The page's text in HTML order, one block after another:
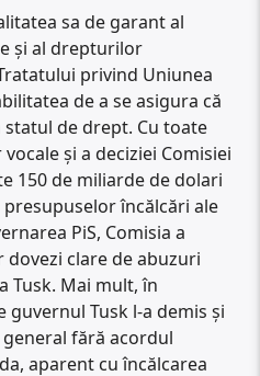
sa de garant al
și al drepturilor
privind Uniunea
de a se asigura că
de drept. Cu toate
și a deciziei Comisiei
150 de miliarde de dolari
încălcări ale
PiS, Comisia a
clare de abuzuri
Tusk. Mai mult, în
Tusk l-a demis și
fără acordul
aparent cu încălcarea